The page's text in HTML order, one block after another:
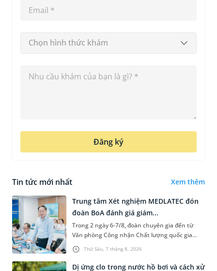
Chọn hình thức khám
Đăng ký
Tin tức mới nhất Xem thêm
Thứ Sáu, 7 tháng 8, 2026
Trung tâm Xét nghiệm MEDLATEC đón
đoàn BoA đánh giá giám...
Trong 2 ngày 6-7/8, đoàn chuyên gia đến từ
Văn phòng Công nhận Chất lượng quốc gia
(BoA) đã ghi nhận và đánh giá cao nỗ lực duy trì
hệ thống quản lý chất lượ...
Dị ứng clo trong nước hồ bơi và cách xử